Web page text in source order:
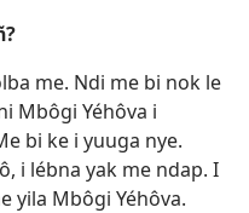
me. Ndi me bi nok le
Mbôgi Yéhôva i
bi ke i yuuga nye.
i lébna yak me ndap. I
yila Mbôgi Yéhôva.